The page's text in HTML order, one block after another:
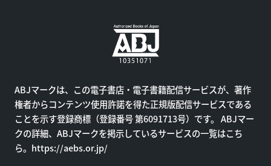
ABJマークは、この電子書店・電子書籍配信サービスが、著作
権者からコンテンツ使用許諾を得た正規版配信サービスである
ことを示す登録商標（登録番号 第6091713号）です。 ABJマー
クの詳細、ABJマークを掲示しているサービスの一覧はこち
ら。 https://aebs.or.jp/